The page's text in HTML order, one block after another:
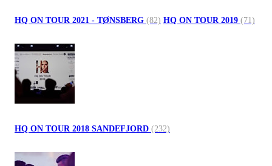
HQ ON TOUR 2021 - TØNSBERG (82) HQ ON TOUR 2019 (71)
HQ ON TOUR 2018 SANDEFJORD (232)